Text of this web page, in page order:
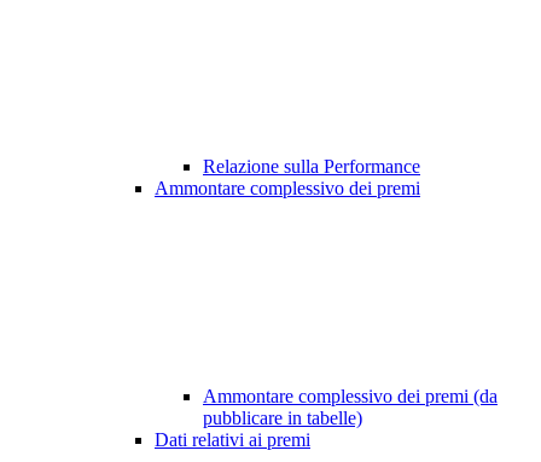
Relazione sulla Performance
Ammontare complessivo dei premi
Ammontare complessivo dei premi (da
pubblicare in tabelle)
Dati relativi ai premi